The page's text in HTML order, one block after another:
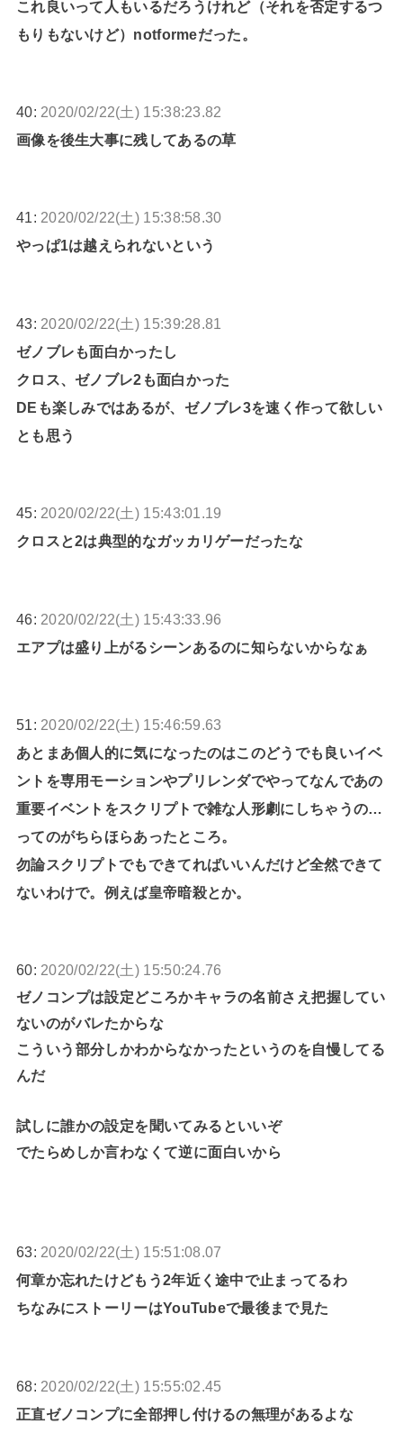
これ良いって人もいるだろうけれど（それを否定するつ
もりもないけど）notformeだった。
40: 2020/02/22(土) 15:38:23.82
画像を後生大事に残してあるの草
41: 2020/02/22(土) 15:38:58.30
やっぱ1は越えられないという
43: 2020/02/22(土) 15:39:28.81
ゼノブレも面白かったし
クロス、ゼノブレ2も面白かった
DEも楽しみではあるが、ゼノブレ3を速く作って欲しい
とも思う
45: 2020/02/22(土) 15:43:01.19
クロスと2は典型的なガッカリゲーだったな
46: 2020/02/22(土) 15:43:33.96
エアプは盛り上がるシーンあるのに知らないからなぁ
51: 2020/02/22(土) 15:46:59.63
あとまあ個人的に気になったのはこのどうでも良いイベ
ントを専用モーションやプリレンダでやってなんであの
重要イベントをスクリプトで雑な人形劇にしちゃうの…
ってのがちらほらあったところ。
勿論スクリプトでもできてればいいんだけど全然できて
ないわけで。例えば皇帝暗殺とか。
60: 2020/02/22(土) 15:50:24.76
ゼノコンプは設定どころかキャラの名前さえ把握してい
ないのがバレたからな
こういう部分しかわからなかったというのを自慢してる
んだ
試しに誰かの設定を聞いてみるといいぞ
でたらめしか言わなくて逆に面白いから
63: 2020/02/22(土) 15:51:08.07
何章か忘れたけどもう2年近く途中で止まってるわ
ちなみにストーリーはYouTubeで最後まで見た
68: 2020/02/22(土) 15:55:02.45
正直ゼノコンプに全部押し付けるの無理があるよな